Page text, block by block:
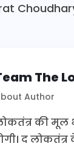
The
Author
की मूल
द